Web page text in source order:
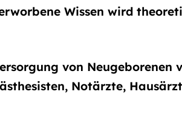
Wissen wird
von Neugeborenen
Notärzte,